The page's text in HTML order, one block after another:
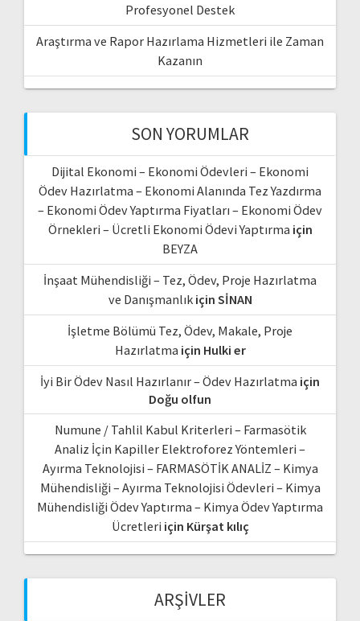
Profesyonel Destek
Araştırma ve Rapor Hazırlama Hizmetleri ile Zaman
Kazanın
SON YORUMLAR
Dijital Ekonomi – Ekonomi Ödevleri – Ekonomi
Ödev Hazırlatma – Ekonomi Alanında Tez Yazdırma
– Ekonomi Ödev Yaptırma Fiyatları – Ekonomi Ödev
Örnekleri – Ücretli Ekonomi Ödevi Yaptırma için
BEYZA
İnşaat Mühendisliği – Tez, Ödev, Proje Hazırlatma
ve Danışmanlıkiçin SİNAN
İşletme Bölümü Tez, Ödev, Makale, Proje
Hazırlatma için Hulki er
İyi Bir Ödev Nasıl Hazırlanır – Ödev Hazırlatma için
Doğu olfun
Numune / Tahlil Kabul Kriterleri – Farmasötik
Analiz İçin Kapiller Elektroforez Yöntemleri –
Ayırma Teknolojisi – FARMASÖTİK ANALİZ – Kimya
Mühendisliği – Ayırma Teknolojisi Ödevleri – Kimya
Mühendisliği Ödev Yaptırma – Kimya Ödev Yaptırma
Ücretleri için Kürşat kılıç
ARŞIVLER